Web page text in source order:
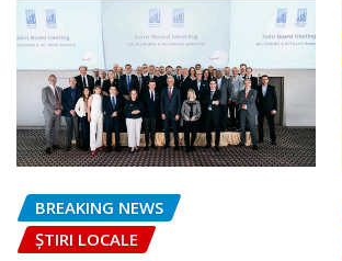
BREAKING NEWS
ȘTIRI LOCALE